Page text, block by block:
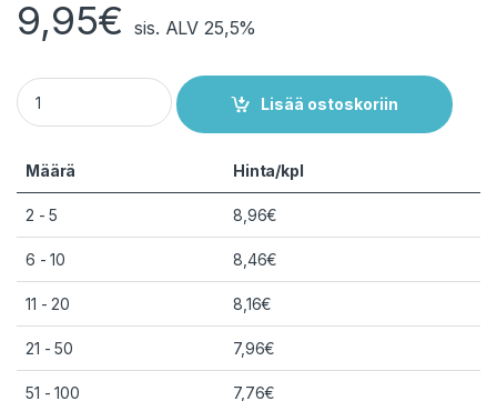
9,95€ sis. ALV 25,5%
9 V Litiumparisto Ultralife 1200 mAh Bulk quantity
Lisää ostoskoriin
Määrä Hinta/kpl
2 - 5 8,96€
6 - 10 8,46€
11 - 20 8,16€
21 - 50 7,96€
51 - 100 7,76€